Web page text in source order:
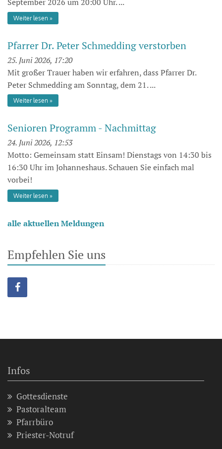
Weiter lesen
Pfarrer Dr. Peter Schmedding verstorben
25. Juni 2026, 17:20
Mit großer Trauer haben wir erfahren, dass Pfarrer Dr.
Peter Schmedding am Sonntag, dem 21. ...
Weiter lesen
Senioren Programm - Nachmittag
24. Juni 2026, 12:53
Motto: Gemeinsam statt Einsam! Dienstags von 14:30 bis
16:30 Uhr im Johanneshaus. Schauen Sie einfach mal
vorbei!
Weiter lesen
alle aktuellen Meldungen
Empfehlen Sie uns
Infos
Gottesdienste
Pastoralteam
Pfarrbüro
Priester-Notruf